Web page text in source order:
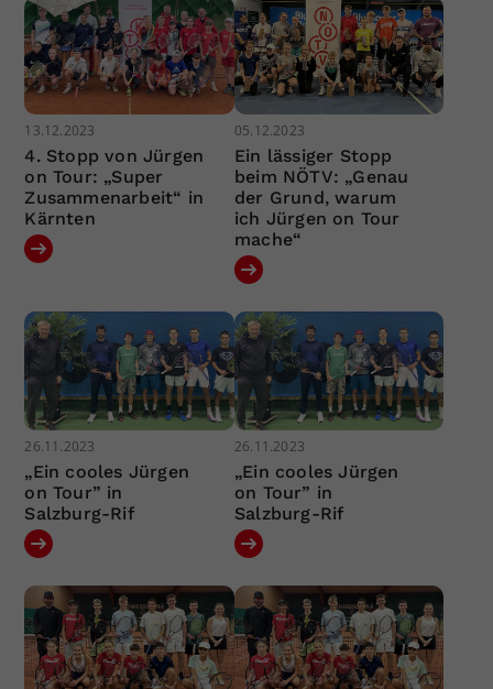
13.12.2023
4. Stopp von Jürgen
on Tour: „Super
Zusammenarbeit“ in
Kärnten
05.12.2023
Ein lässiger Stopp
beim NÖTV: „Genau
der Grund, warum
ich Jürgen on Tour
mache“
26.11.2023
„Ein cooles Jürgen
on Tour” in
Salzburg-Rif
26.11.2023
„Ein cooles Jürgen
on Tour” in
Salzburg-Rif